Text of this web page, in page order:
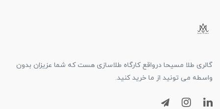
گالری طلا مسیحا درواقع کارگاه طلاسازی هست که شما عزیزان بدون
واسطه می تونید از ما خرید کنید.